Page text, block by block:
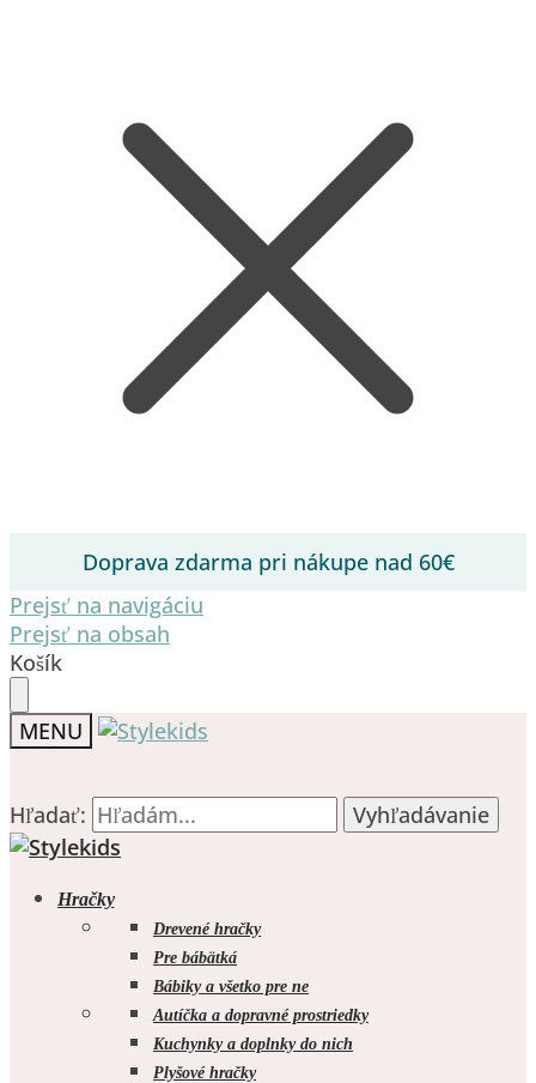
Prejsť na navigáciu
Prejsť na obsah
Košík
MENU
Hľadať: Vyhľadávanie
0.00
Hľadať: Vyhľadávanie
Hračky
Drevené hračky
Pre bábätká
Bábiky a všetko pre ne
Autíčka a dopravné prostriedky
Kuchynky a doplnky do nich
Plyšové hračky
Doprava zdarma pri nákupe nad 60€